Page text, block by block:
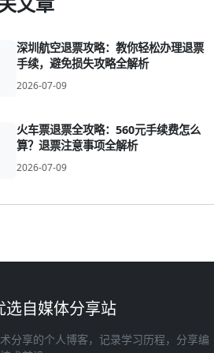
深圳航空退票攻略：教你轻松办理退票
手续，避免损失攻略全解析
2026-07-09
火车票退票全攻略：560元手续费怎么
算？退票注意事项全解析
2026-07-09
选自媒体分享站
分享的个人博客，记录学习历程，分享编